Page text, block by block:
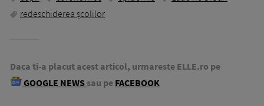
redeschiderea școlilor
Daca ti-a placut acest articol, urmareste ELLE.ro pe
GOOGLE NEWS sau pe FACEBOOK